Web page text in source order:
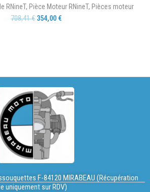
RNineT, Pièce Moteur RNineT, Pièces moteur
708,41€ 354,00 €
F-84120 MIRABEAU (Récupération
uniquement sur RDV)